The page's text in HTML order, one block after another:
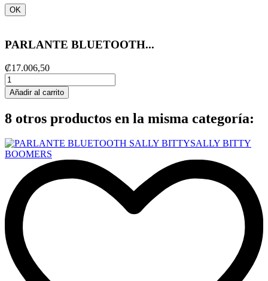
OK
PARLANTE BLUETOOTH...
₡17.006,50
Añadir al carrito
8 otros productos en la misma categoría: